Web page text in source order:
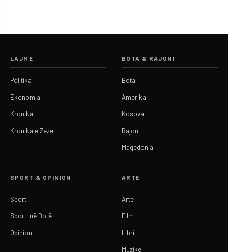
LAJME
Politika
Ekonomia
Kronika
Kronika e Zezë
BOTA & RAJONI
Bota
Amerika
Kosova
Rajoni
Maqedonia
SPORT & OPINION
Sporti
Sporti në Botë
Opinion
ARTE
Arte
Film
Libri
Muzikë